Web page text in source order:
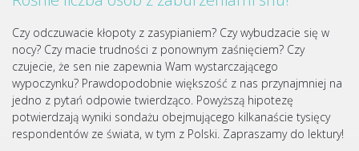
Czy odczuwacie kłopoty z zasypianiem? Czy wybudzacie się w
nocy? Czy macie trudności z ponownym zaśnięciem? Czy
czujecie, że sen nie zapewnia Wam wystarczającego
wypoczynku? Prawdopodobnie większość z nas przynajmniej na
jedno z pytań odpowie twierdząco. Powyższą hipotezę
potwierdzają wyniki sondażu obejmującego kilkanaście tysięcy
respondentów ze świata, w tym z Polski. Zapraszamy do lektury!